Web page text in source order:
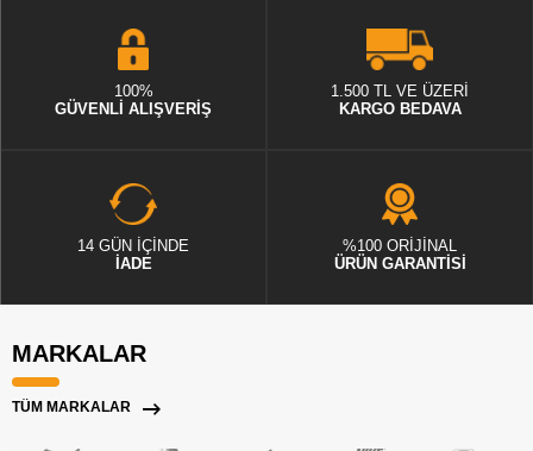
100%
GÜVENLİ ALIŞVERİŞ
1.500 TL VE ÜZERİ
KARGO BEDAVA
14 GÜN İÇİNDE
İADE
%100 ORİJİNAL
ÜRÜN GARANTİSİ
MARKALAR
TÜM MARKALAR